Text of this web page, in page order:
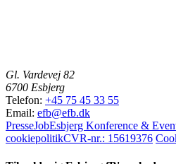
Gl. Vardevej 82
6700 Esbjerg
Telefon: +45 75 45 33 55
Email: efb@efb.dk
PresseJobEsbjerg Konference &
cookiepolitikCVR-nr.: 15619376